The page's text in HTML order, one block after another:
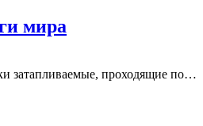
мира
затапливаемые, проходящие по…